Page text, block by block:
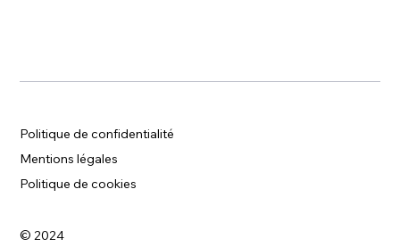
Politique de confidentialité
Mentions légales
Politique de cookies
© 2024